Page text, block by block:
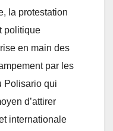
la protestation
politique
en main des
par les
Polisario qui
d’attirer
internationale